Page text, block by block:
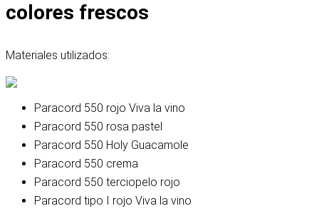
colores frescos
Materiales utilizados:
Paracord 550 rojo Viva la vino
Paracord 550 rosa pastel
Paracord 550 Holy Guacamole
Paracord 550 crema
Paracord 550 terciopelo rojo
Paracord tipo I rojo Viva la vino